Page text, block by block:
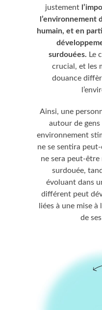
justement
l’environnement
humain, et en
surdouées. Le
crucial, et les
douance
Ainsi, une
autour de gens
environnement
ne se sentira
ne sera peut-être
surdouée,
évoluant dans
différent peut
liées à une mise
de